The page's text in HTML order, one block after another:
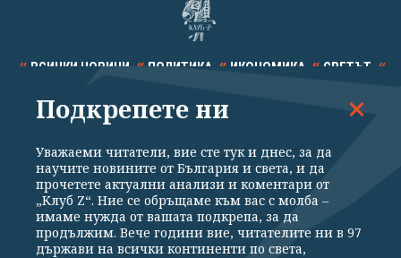
ВСИЧКИ НОВИНИ ПОЛИТИКА ИКОНОМИКА СВЕТЪТ
СПОРТ КУЛТУРА ТЕХНОЛОГИИ КАЛЕЙДОСКОП
Общи условия Политика за поверителност
Подкрепете ни
Уважаеми читатели, вие сте тук и днес, за да
научите новините от България и света, и да
прочетете актуални анализи и коментари от
„Клуб Z“. Ние се обръщаме към вас с молба –
имаме нужда от вашата подкрепа, за да
продължим. Вече години вие, читателите ни в 97
държави на всички континенти по света,